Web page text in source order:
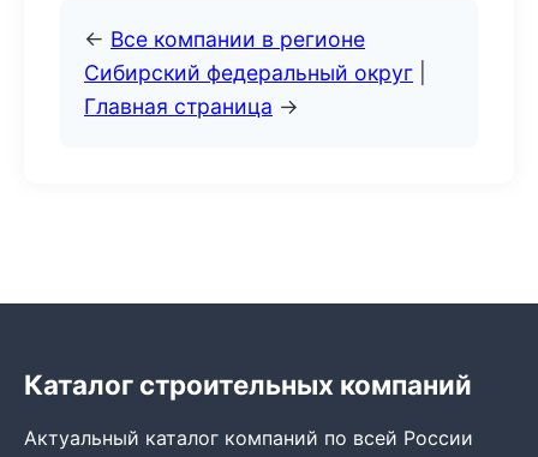
← Все компании в регионе
Сибирский федеральный округ
Главная страница →
Каталог строительных компаний
Актуальный каталог компаний по всей России